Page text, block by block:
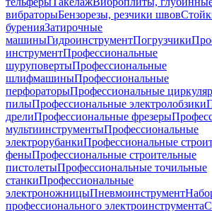
вибраторыБензорезы, резчики швов
буренияЗатирочные
машиныГидроинструментПогрузчики
инструментПрофессиональные
шуруповертыПрофессиональные
шлифмашиныПрофессиональные
перфораторыПрофессиональные
пилыПрофессиональные электролобзики
дрелиПрофессиональные фрезеры
мультиинструментыПрофессиональные
электрорубанкиПрофессиональные
феныПрофессиональные строительные
пистолетыПрофессиональные точильные
станкиПрофессиональные
электроножницыПневмоинструмент
профессионального электроинструмента